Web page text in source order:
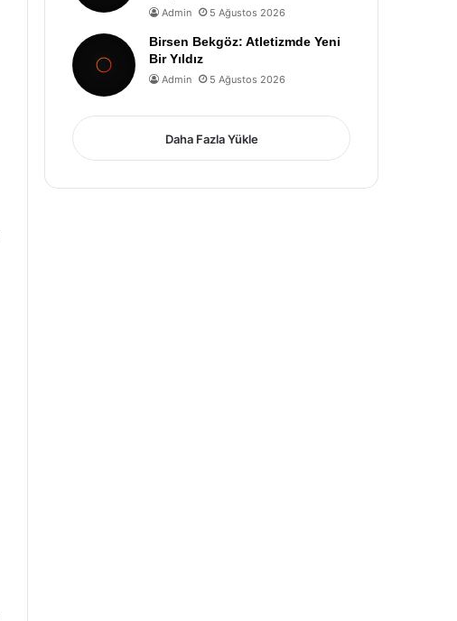
Admin 5 Ağustos 2026
Birsen Bekgöz: Atletizmde Yeni
Bir Yıldız
Admin 5 Ağustos 2026
Daha Fazla Yükle